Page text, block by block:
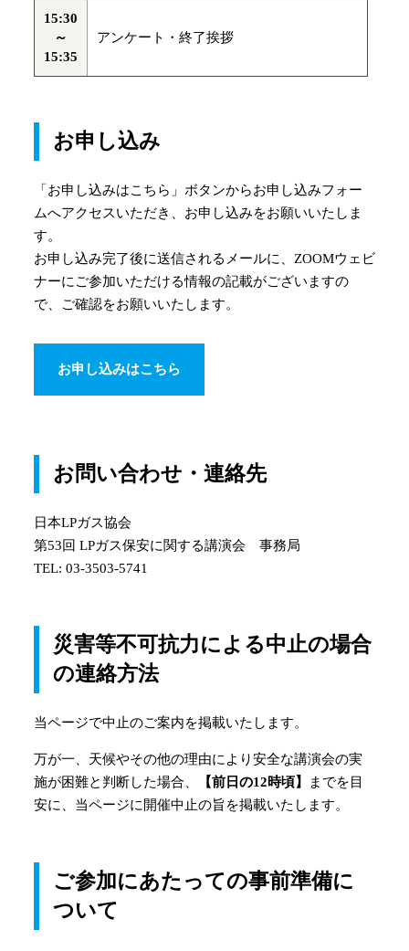
15:30
～
15:35
アンケート・終了挨拶
お申し込み
「お申し込みはこちら」ボタンからお申し込みフォー
ムへアクセスいただき、お申し込みをお願いいたしま
す。
お申し込み完了後に送信されるメールに、ZOOMウェビ
ナーにご参加いただける情報の記載がございますの
で、ご確認をお願いいたします。
お申し込みはこちら
お問い合わせ・連絡先
日本LPガス協会
第53回 LPガス保安に関する講演会 事務局
TEL: 03-3503-5741
災害等不可抗力による中止の場合
の連絡方法
当ページで中止のご案内を掲載いたします。
万が一、天候やその他の理由により安全な講演会の実
施が困難と判断した場合、
【前日の12時頃】
までを目
安に、当ページに開催中止の旨を掲載いたします。
ご参加にあたっての事前準備に
ついて